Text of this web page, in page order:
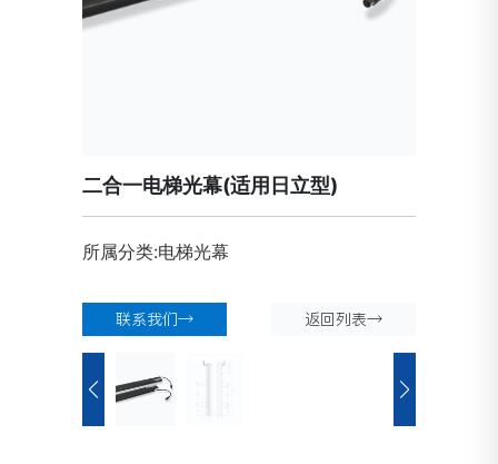
二合一电梯光幕(适用日立型)
所属分类:电梯光幕
联系我们→ 返回列表→